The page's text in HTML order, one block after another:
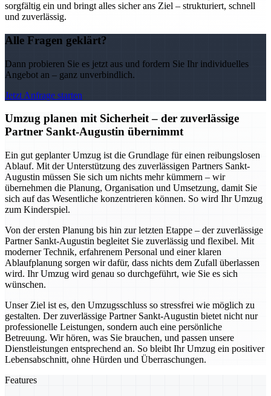
sorgfältig ein und bringt alles sicher ans Ziel – strukturiert, schnell
und zuverlässig.
Alle Fragen geklärt?
Dann probieren Sie es jetzt aus und fordern Sie Ihr individuelles
Angebot an – ganz unverbindlich.
Jetzt Anfrage starten
Umzug planen mit Sicherheit – der zuverlässige
Partner Sankt-Augustin übernimmt
Ein gut geplanter Umzug ist die Grundlage für einen reibungslosen
Ablauf. Mit der Unterstützung des zuverlässigen Partners Sankt-
Augustin müssen Sie sich um nichts mehr kümmern – wir
übernehmen die Planung, Organisation und Umsetzung, damit Sie
sich auf das Wesentliche konzentrieren können. So wird Ihr Umzug
zum Kinderspiel.
Von der ersten Planung bis hin zur letzten Etappe – der zuverlässige
Partner Sankt-Augustin begleitet Sie zuverlässig und flexibel. Mit
moderner Technik, erfahrenem Personal und einer klaren
Ablaufplanung sorgen wir dafür, dass nichts dem Zufall überlassen
wird. Ihr Umzug wird genau so durchgeführt, wie Sie es sich
wünschen.
Unser Ziel ist es, den Umzugsschluss so stressfrei wie möglich zu
gestalten. Der zuverlässige Partner Sankt-Augustin bietet nicht nur
professionelle Leistungen, sondern auch eine persönliche
Betreuung. Wir hören, was Sie brauchen, und passen unsere
Dienstleistungen entsprechend an. So bleibt Ihr Umzug ein positiver
Lebensabschnitt, ohne Hürden und Überraschungen.
Features